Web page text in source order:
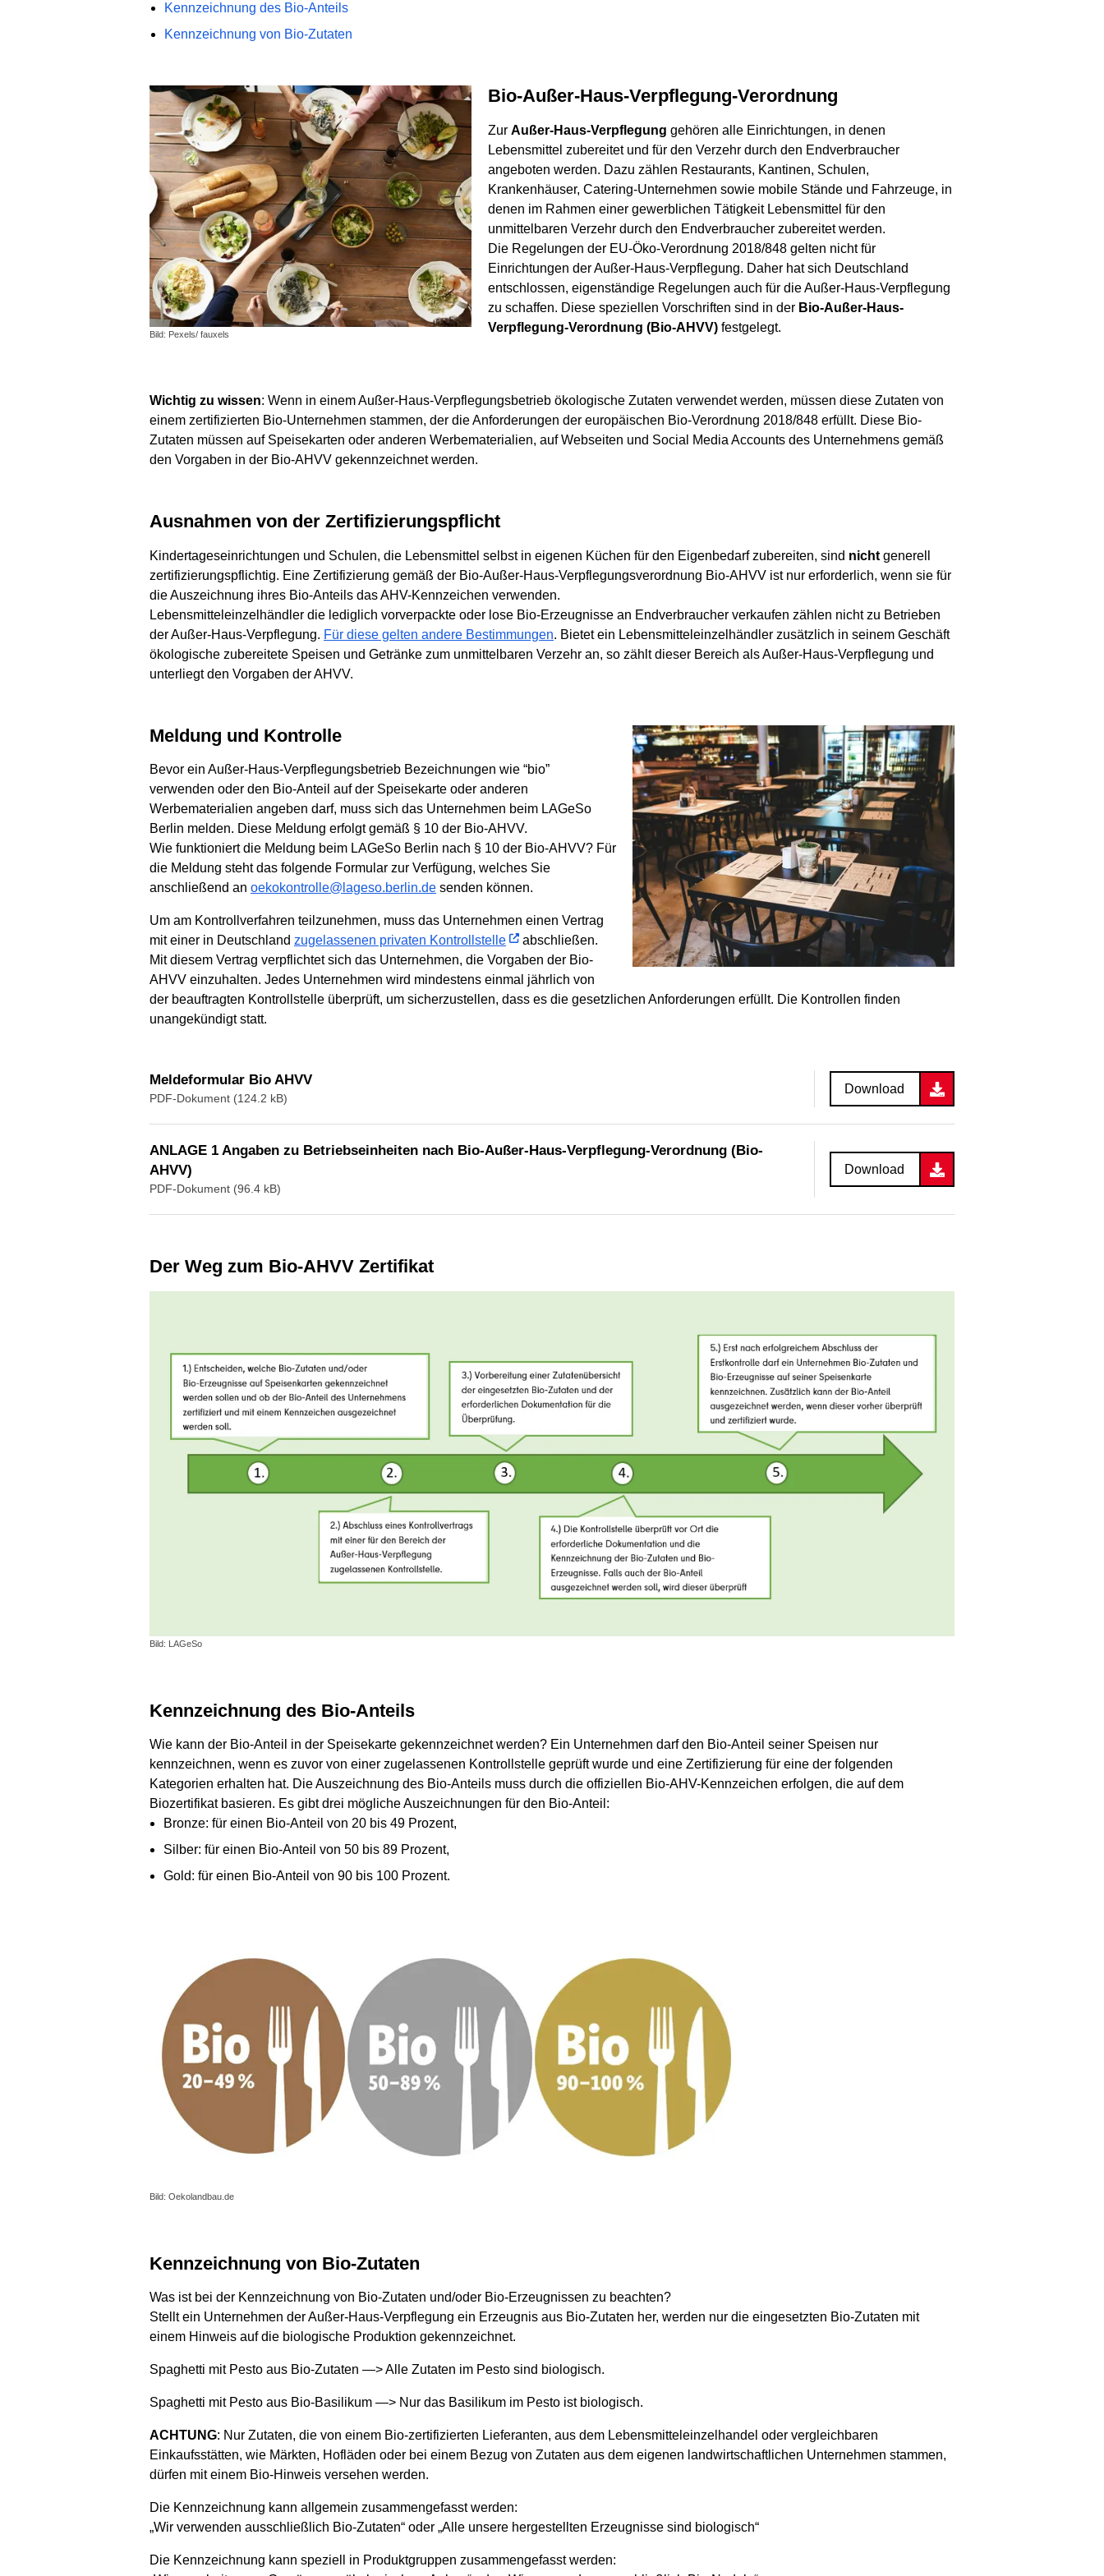
Kennzeichnung des Bio-Anteils
Kennzeichnung von Bio-Zutaten
Bild: Pexels/ fauxels
Bio-Außer-Haus-Verpflegung-Verordnung
Zur Außer-Haus-Verpflegung gehören alle Einrichtungen, in denen
Lebensmittel zubereitet und für den Verzehr durch den Endverbraucher
angeboten werden. Dazu zählen Restaurants, Kantinen, Schulen,
Krankenhäuser, Catering-Unternehmen sowie mobile Stände und Fahrzeuge, in
denen im Rahmen einer gewerblichen Tätigkeit Lebensmittel für den
unmittelbaren Verzehr durch den Endverbraucher zubereitet werden.
Die Regelungen der EU-Öko-Verordnung 2018/848 gelten nicht für
Einrichtungen der Außer-Haus-Verpflegung. Daher hat sich Deutschland
entschlossen, eigenständige Regelungen auch für die Außer-Haus-Verpflegung
zu schaffen. Diese speziellen Vorschriften sind in der Bio-Außer-Haus-
Verpflegung-Verordnung (Bio-AHVV) festgelegt.
Wichtig zu wissen: Wenn in einem Außer-Haus-Verpflegungsbetrieb ökologische Zutaten verwendet werden, müssen diese Zutaten von
einem zertifizierten Bio-Unternehmen stammen, der die Anforderungen der europäischen Bio-Verordnung 2018/848 erfüllt. Diese Bio-
Zutaten müssen auf Speisekarten oder anderen Werbematerialien, auf Webseiten und Social Media Accounts des Unternehmens gemäß
den Vorgaben in der Bio-AHVV gekennzeichnet werden.
Ausnahmen von der Zertifizierungspflicht
Kindertageseinrichtungen und Schulen, die Lebensmittel selbst in eigenen Küchen für den Eigenbedarf zubereiten, sind nicht generell
zertifizierungspflichtig. Eine Zertifizierung gemäß der Bio-Außer-Haus-Verpflegungsverordnung Bio-AHVV ist nur erforderlich, wenn sie für
die Auszeichnung ihres Bio-Anteils das AHV-Kennzeichen verwenden.
Lebensmitteleinzelhändler die lediglich vorverpackte oder lose Bio-Erzeugnisse an Endverbraucher verkaufen zählen nicht zu Betrieben
der Außer-Haus-Verpflegung. Für diese gelten andere Bestimmungen. Bietet ein Lebensmitteleinzelhändler zusätzlich in seinem Geschäft
ökologische zubereitete Speisen und Getränke zum unmittelbaren Verzehr an, so zählt dieser Bereich als Außer-Haus-Verpflegung und
unterliegt den Vorgaben der AHVV.
Meldung und Kontrolle
Bevor ein Außer-Haus-Verpflegungsbetrieb Bezeichnungen wie “bio”
verwenden oder den Bio-Anteil auf der Speisekarte oder anderen
Werbematerialien angeben darf, muss sich das Unternehmen beim LAGeSo
Berlin melden. Diese Meldung erfolgt gemäß § 10 der Bio-AHVV.
Wie funktioniert die Meldung beim LAGeSo Berlin nach § 10 der Bio-AHVV? Für
die Meldung steht das folgende Formular zur Verfügung, welches Sie
anschließend an oekokontrolle@lageso.berlin.de senden können.
Um am Kontrollverfahren teilzunehmen, muss das Unternehmen einen Vertrag
mit einer in Deutschland zugelassenen privaten Kontrollstelle
abschließen.
Mit diesem Vertrag verpflichtet sich das Unternehmen, die Vorgaben der Bio-
AHVV einzuhalten. Jedes Unternehmen wird mindestens einmal jährlich von
der beauftragten Kontrollstelle überprüft, um sicherzustellen, dass es die gesetzlichen Anforderungen erfüllt. Die Kontrollen finden
unangekündigt statt.
Meldeformular Bio AHVV
PDF-Dokument (124.2 kB)
Download
ANLAGE 1 Angaben zu Betriebseinheiten nach Bio-Außer-Haus-Verpflegung-Verordnung (Bio-
AHVV)
PDF-Dokument (96.4 kB)
Download
Bild: LAGeSo
Der Weg zum Bio-AHVV Zertifikat
Kennzeichnung des Bio-Anteils
Wie kann der Bio-Anteil in der Speisekarte gekennzeichnet werden? Ein Unternehmen darf den Bio-Anteil seiner Speisen nur
kennzeichnen, wenn es zuvor von einer zugelassenen Kontrollstelle geprüft wurde und eine Zertifizierung für eine der folgenden
Kategorien erhalten hat. Die Auszeichnung des Bio-Anteils muss durch die offiziellen Bio-AHV-Kennzeichen erfolgen, die auf dem
Biozertifikat basieren. Es gibt drei mögliche Auszeichnungen für den Bio-Anteil:
Bronze: für einen Bio-Anteil von 20 bis 49 Prozent,
Silber: für einen Bio-Anteil von 50 bis 89 Prozent,
Gold: für einen Bio-Anteil von 90 bis 100 Prozent.
Bild: Oekolandbau.de
Kennzeichnung von Bio-Zutaten
Was ist bei der Kennzeichnung von Bio-Zutaten und/oder Bio-Erzeugnissen zu beachten?
Stellt ein Unternehmen der Außer-Haus-Verpflegung ein Erzeugnis aus Bio-Zutaten her, werden nur die eingesetzten Bio-Zutaten mit
einem Hinweis auf die biologische Produktion gekennzeichnet.
Spaghetti mit Pesto aus Bio-Zutaten —> Alle Zutaten im Pesto sind biologisch.
Spaghetti mit Pesto aus Bio-Basilikum —> Nur das Basilikum im Pesto ist biologisch.
ACHTUNG: Nur Zutaten, die von einem Bio-zertifizierten Lieferanten, aus dem Lebensmitteleinzelhandel oder vergleichbaren
Einkaufsstätten, wie Märkten, Hofläden oder bei einem Bezug von Zutaten aus dem eigenen landwirtschaftlichen Unternehmen stammen,
dürfen mit einem Bio-Hinweis versehen werden.
Die Kennzeichnung kann allgemein zusammengefasst werden:
„Wir verwenden ausschließlich Bio-Zutaten“ oder „Alle unsere hergestellten Erzeugnisse sind biologisch“
Die Kennzeichnung kann speziell in Produktgruppen zusammengefasst werden: